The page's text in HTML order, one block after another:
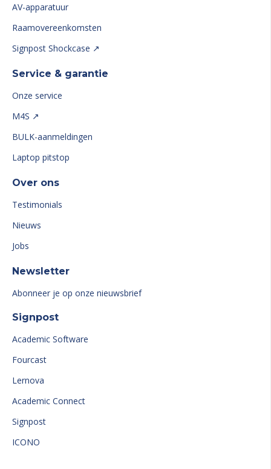
AV-apparatuur
Raamovereenkomsten
Signpost Shockcase ↗
Service & garantie
Onze service
M4S ↗
BULK-aanmeldingen
Laptop pitstop
Over ons
Testimonials
Nieuws
Jobs
Newsletter
Abonneer je op onze nieuwsbrief
Signpost
Academic Software
Fourcast
Lernova
Academic Connect
Signpost
ICONO